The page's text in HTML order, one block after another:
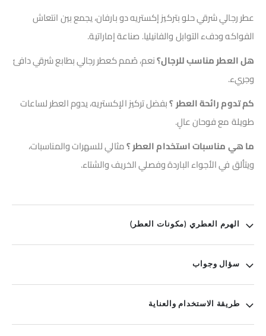
عطر رجالي شرقي حلو بتركيز إكستريه دو بارفان، يجمع بين انتعاش
الفواكه ودفء التوابل والفانيليا. صناعة إماراتية.
هل العطر مناسب للرجال؟نعم، صُمم كعطر رجالي بطابع شرقي دافئ
وجريء.
كم تدوم رائحة العطر ؟بفضل تركيز الإكستريه، يدوم العطر لساعات
طويلة مع فوحان عالٍ.
ما هي مناسبات استخدام العطر ؟مثالي للسهرات والمناسبات،
ويتألق في الأجواء الباردة وفصلي الخريف والشتاء.
الهرم العطري (مكونات العطر)
سؤال وجواب
طريقة الاستخدام والعناية